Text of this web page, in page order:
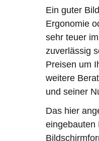
Ein guter
Ergonomie
sehr teuer
zuverlässig
Preisen um
weitere
und seiner
Das hier
eingebauten